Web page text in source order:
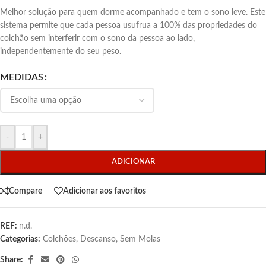
Melhor solução para quem dorme acompanhado e tem o sono leve. Este
sistema permite que cada pessoa usufrua a 100% das propriedades do
colchão sem interferir com o sono da pessoa ao lado,
independentemente do seu peso.
MEDIDAS
- +
ADICIONAR
Compare Adicionar aos favoritos
REF: n.d.
Categorias: Colchões, Descanso, Sem Molas
Share: